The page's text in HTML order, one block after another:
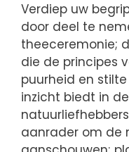
Verdiep uw
door deel te
theeceremonie;
die de principes
puurheid en
inzicht biedt in
aanrader om de